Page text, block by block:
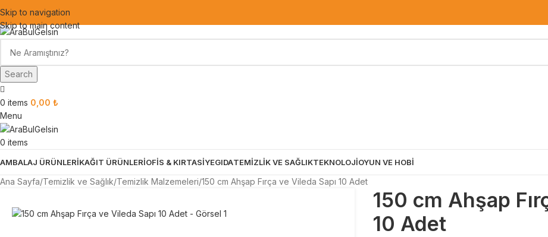
Skip to navigation
Skip to main content
Search
0 items 0,00 ₺
Menu
0 items
AMBALAJ ÜRÜNLERİKAĞIT ÜRÜNLERİOFİS & KIRTASİYEGIDATEMİZLİK VE SAĞLIKTEKNOLOJİOYUN VE HOBİ
Ana Sayfa Temizlik ve Sağlık Temizlik Malzemeleri 150 cm Ahşap Fırça ve Vileda Sapı 10 Adet
150 cm Ahşap
10 Adet